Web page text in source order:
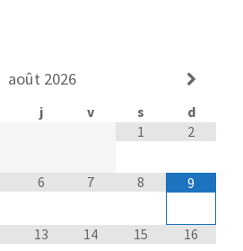
août 2026
j v s
d
1
2
6 7 8 9
13 14 15 16